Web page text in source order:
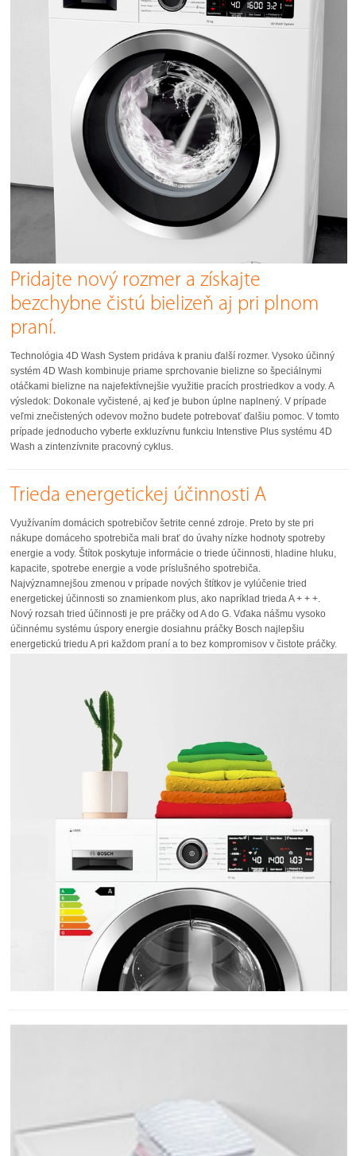
Pridajte nový rozmer a získajte
bezchybne čistú bielizeň aj pri plnom
praní.
Technológia 4D Wash System pridáva k praniu ďalší rozmer. Vysoko účinný
systém 4D Wash kombinuje priame sprchovanie bielizne so špeciálnymi
otáčkami bielizne na najefektívnejšie využitie pracích prostriedkov a vody. A
výsledok: Dokonale vyčistené, aj keď je bubon úplne naplnený. V prípade
veľmi znečistených odevov možno budete potrebovať ďalšiu pomoc. V tomto
prípade jednoducho vyberte exkluzívnu funkciu Intenstive Plus systému 4D
Wash a zintenzívnite pracovný cyklus.
Trieda energetickej účinnosti A
Využívaním domácich spotrebičov šetrite cenné zdroje. Preto by ste pri
nákupe domáceho spotrebiča mali brať do úvahy nízke hodnoty spotreby
energie a vody. Štítok poskytuje informácie o triede účinnosti, hladine hluku,
kapacite, spotrebe energie a vode príslušného spotrebiča.
Najvýznamnejšou zmenou v prípade nových štítkov je vylúčenie tried
energetickej účinnosti so znamienkom plus, ako napríklad trieda A + + +.
Nový rozsah tried účinnosti je pre práčky od A do G. Vďaka nášmu vysoko
účinnému systému úspory energie dosiahnu práčky Bosch najlepšiu
energetickú triedu A pri každom praní a to bez kompromisov v čistote práčky.